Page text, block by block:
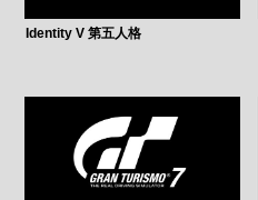
Identity V 第五人格